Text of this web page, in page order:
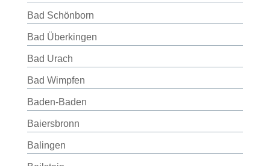
Bad Schönborn
Bad Überkingen
Bad Urach
Bad Wimpfen
Baden-Baden
Baiersbronn
Balingen